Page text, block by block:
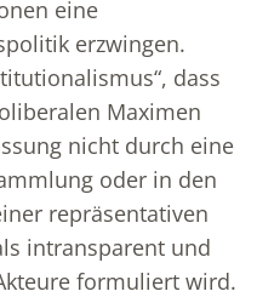
eine
erzwingen.
dass
Maximen
nicht durch eine
oder in den
repräsentativen
intransparent und
formuliert wird.